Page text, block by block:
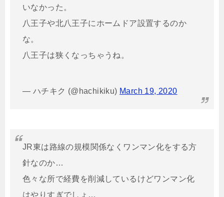
いなかった。
八王子や北八王子にホームドア設置するのか
な。
八王子は狭くなっちゃうね。
— ハチキク (@hachikiku) March 19, 2020
JR東は路線の規模関係なくワンマン化をする方
針なのか…
色々な所で経費を削減しているけどワンマン化
はやりすぎでしょ…